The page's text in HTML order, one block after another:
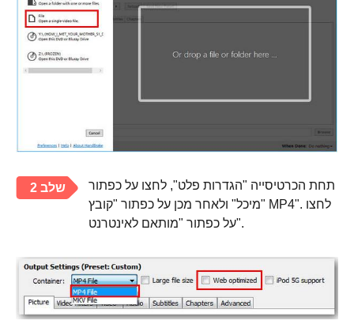
שלב 2
תחת הכרטיסייה "הגדרות פלט", לחצו על כפתור
"מיכל" ולאחר מכן על כפתור "קובץ MP4". לחצו
על כפתור "מותאם לאינטרנט".